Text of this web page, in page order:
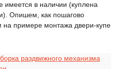
имеется в наличии (куплена
Опишем, как пошагово
на примере монтажа двери-купе